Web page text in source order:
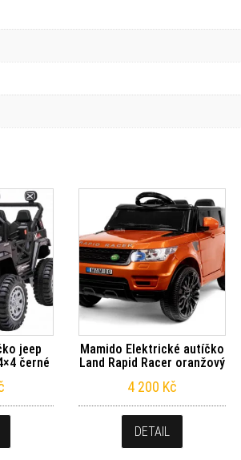
jeep
černé
Mamido Elektrické autíčko
Land Rapid Racer oranžový
4 200 Kč
DETAIL